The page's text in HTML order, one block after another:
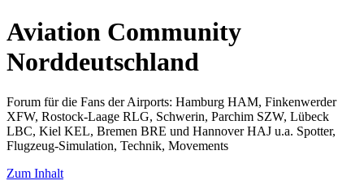
Aviation Community
Norddeutschland
Forum für die Fans der Airports: Hamburg HAM, Finkenwerder
XFW, Rostock-Laage RLG, Schwerin, Parchim SZW, Lübeck
LBC, Kiel KEL, Bremen BRE und Hannover HAJ u.a. Spotter,
Flugzeug-Simulation, Technik, Movements
Zum Inhalt